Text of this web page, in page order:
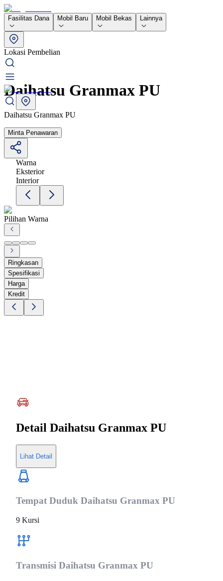
Fasilitas Dana Mobil Baru Mobil Bekas Lainnya
Lokasi Pembelian
Daihatsu Granmax PU
Daihatsu Granmax PU
Minta Penawaran
Warna
Eksterior
Interior
Pilihan Warna
Ringkasan
Spesifikasi
Harga
Kredit
Detail Daihatsu Granmax PU
Lihat Detail
Tempat Duduk Daihatsu Granmax PU
9 Kursi
Transmisi Daihatsu Granmax PU